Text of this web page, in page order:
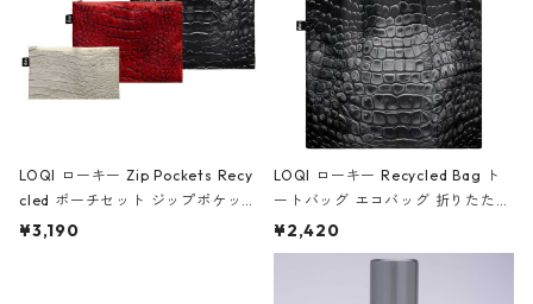
LOQI ローキー Zip Pockets Recy
cled ポーチセット ジップポケット
ファスナーポーチ 撥水加工 トラベ
¥3,190
LOQI ローキー Recycled Bag ト
ートバッグ エコバッグ 折りたたみ
大きめ 撥水加工 収納ポーチ CRO
CODILE/Black クロコダイル/ブラ
¥2,420